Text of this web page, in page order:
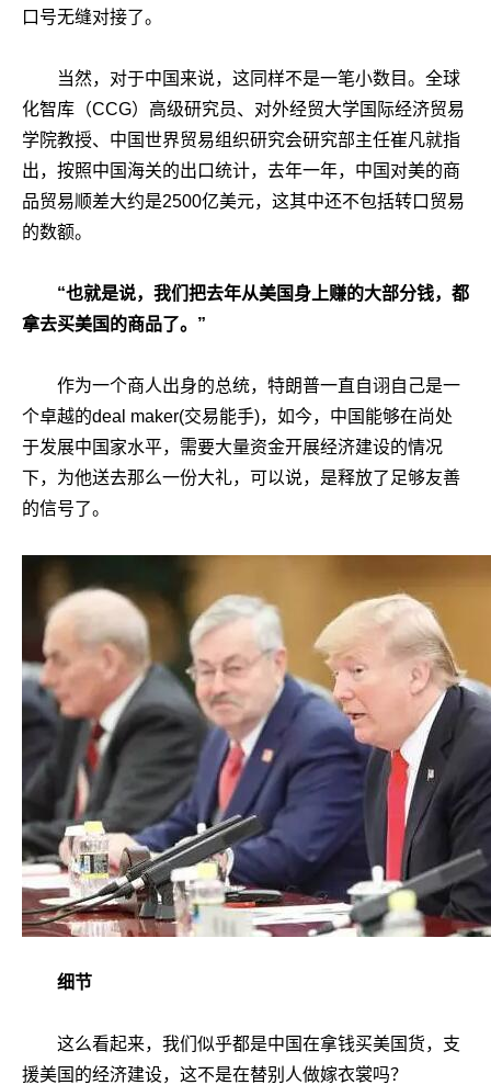
口号无缝对接了。
当然，对于中国来说，这同样不是一笔小数目。全球
化智库（CCG）高级研究员、对外经贸大学国际经济贸易
学院教授、中国世界贸易组织研究会研究部主任崔凡就指
出，按照中国海关的出口统计，去年一年，中国对美的商
品贸易顺差大约是2500亿美元，这其中还不包括转口贸易
的数额。
“也就是说，我们把去年从美国身上赚的大部分钱，都
拿去买美国的商品了。”
作为一个商人出身的总统，特朗普一直自诩自己是一
个卓越的deal maker(交易能手)，如今，中国能够在尚处
于发展中国家水平，需要大量资金开展经济建设的情况
下，为他送去那么一份大礼，可以说，是释放了足够友善
的信号了。
细节
这么看起来，我们似乎都是中国在拿钱买美国货，支
援美国的经济建设，这不是在替别人做嫁衣裳吗？